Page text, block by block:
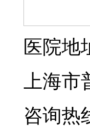
医院地
上海
咨询热